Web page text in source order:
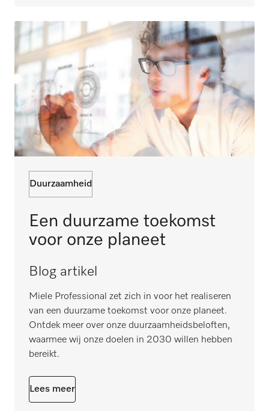
Duurzaamheid
Een duurzame toekomst
voor onze planeet
Blog artikel
Miele Professional zet zich in voor het realiseren
van een duurzame toekomst voor onze planeet.
Ontdek meer over onze duurzaamheidsbeloften,
waarmee wij onze doelen in 2030 willen hebben
bereikt.
Lees meer